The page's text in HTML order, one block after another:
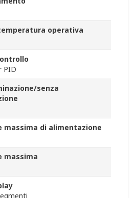
operativa
PID
senza
massima di alimentazione
massima